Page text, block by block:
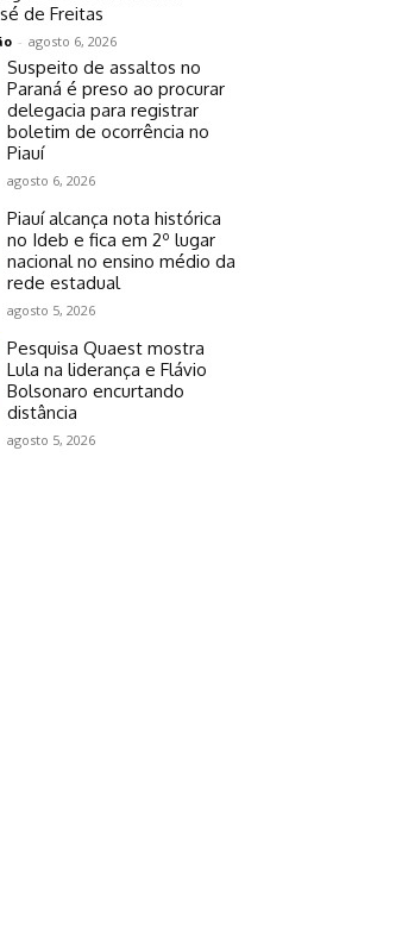
de Freitas
- agosto 6, 2026
Suspeito de assaltos no
Paraná é preso ao procurar
delegacia para registrar
boletim de ocorrência no
Piauí
agosto 6, 2026
Piauí alcança nota histórica
no Ideb e fica em 2º lugar
nacional no ensino médio da
rede estadual
agosto 5, 2026
Pesquisa Quaest mostra
Lula na liderança e Flávio
Bolsonaro encurtando
distância
agosto 5, 2026